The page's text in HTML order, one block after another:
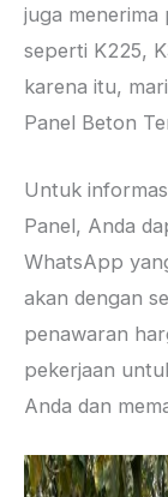
juga
seperti K225,
karena itu,
Panel Beton
Untuk
Panel, Anda
WhatsApp
akan dengan
penawaran
pekerjaan
Anda dan